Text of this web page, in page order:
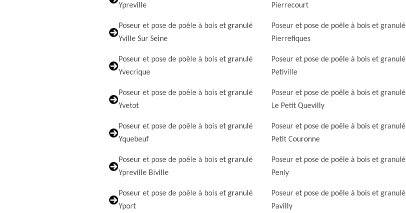
Ypreville
Poseur et pose de poêle à bois et granulé
Yville Sur Seine
Poseur et pose de poêle à bois et granulé
Yvecrique
Poseur et pose de poêle à bois et granulé
Yvetot
Poseur et pose de poêle à bois et granulé
Yquebeuf
Poseur et pose de poêle à bois et granulé
Ypreville Biville
Poseur et pose de poêle à bois et granulé
Yport
Pierrecourt
Poseur et pose de poêle à bois et granulé
Pierrefiques
Poseur et pose de poêle à bois et granulé
Petiville
Poseur et pose de poêle à bois et granulé
Le Petit Quevilly
Poseur et pose de poêle à bois et granulé
Petit Couronne
Poseur et pose de poêle à bois et granulé
Penly
Poseur et pose de poêle à bois et granulé
Pavilly